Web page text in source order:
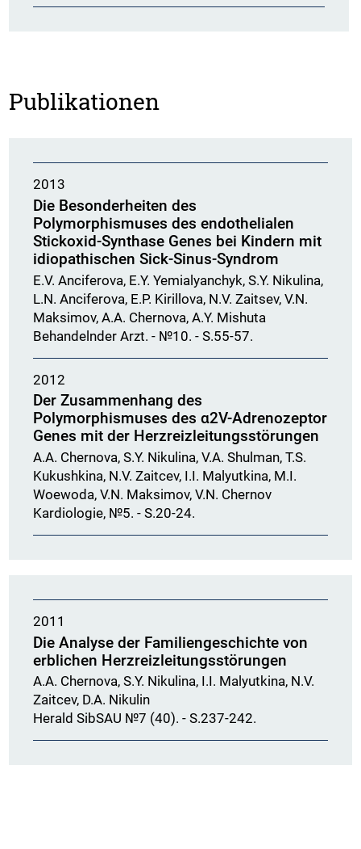
Publikationen
2013
Die Besonderheiten des
Polymorphismuses des endothelialen
Stickoxid-Synthase Genes bei Kindern mit
idiopathischen Sick-Sinus-Syndrom
E.V. Anciferova, E.Y. Yemialyanchyk, S.Y. Nikulina,
L.N. Anciferova, E.P. Kirillova, N.V. Zaitsev, V.N.
Maksimov, A.A. Chernova, A.Y. Mishuta
Behandelnder Arzt. - №10. - S.55-57.
2012
Der Zusammenhang des
Polymorphismuses des α2V-Adrenozeptor
Genes mit der Herzreizleitungsstörungen
A.A. Chernova, S.Y. Nikulina, V.A. Shulman, T.S.
Kukushkina, N.V. Zaitcev, I.I. Malyutkina, M.I.
Woewoda, V.N. Maksimov, V.N. Chernov
Kardiologie, №5. - S.20-24.
2011
Die Analyse der Familiengeschichte von
erblichen Herzreizleitungsstörungen
A.A. Chernova, S.Y. Nikulina, I.I. Malyutkina, N.V.
Zaitcev, D.A. Nikulin
Herald SibSAU №7 (40). - S.237-242.